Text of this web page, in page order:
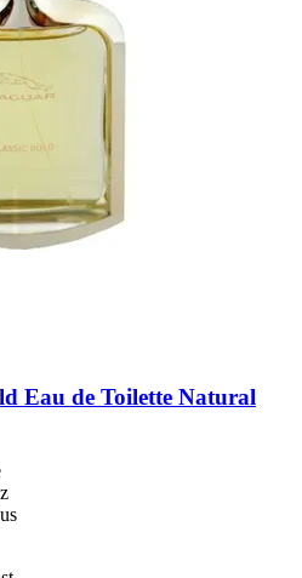
Eau de Toilette Natural